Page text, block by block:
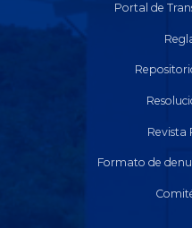
Portal de
Revista
Formato de